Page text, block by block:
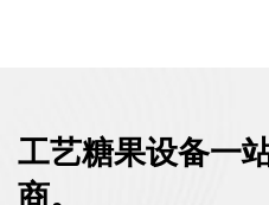
工艺糖果设备一
商。